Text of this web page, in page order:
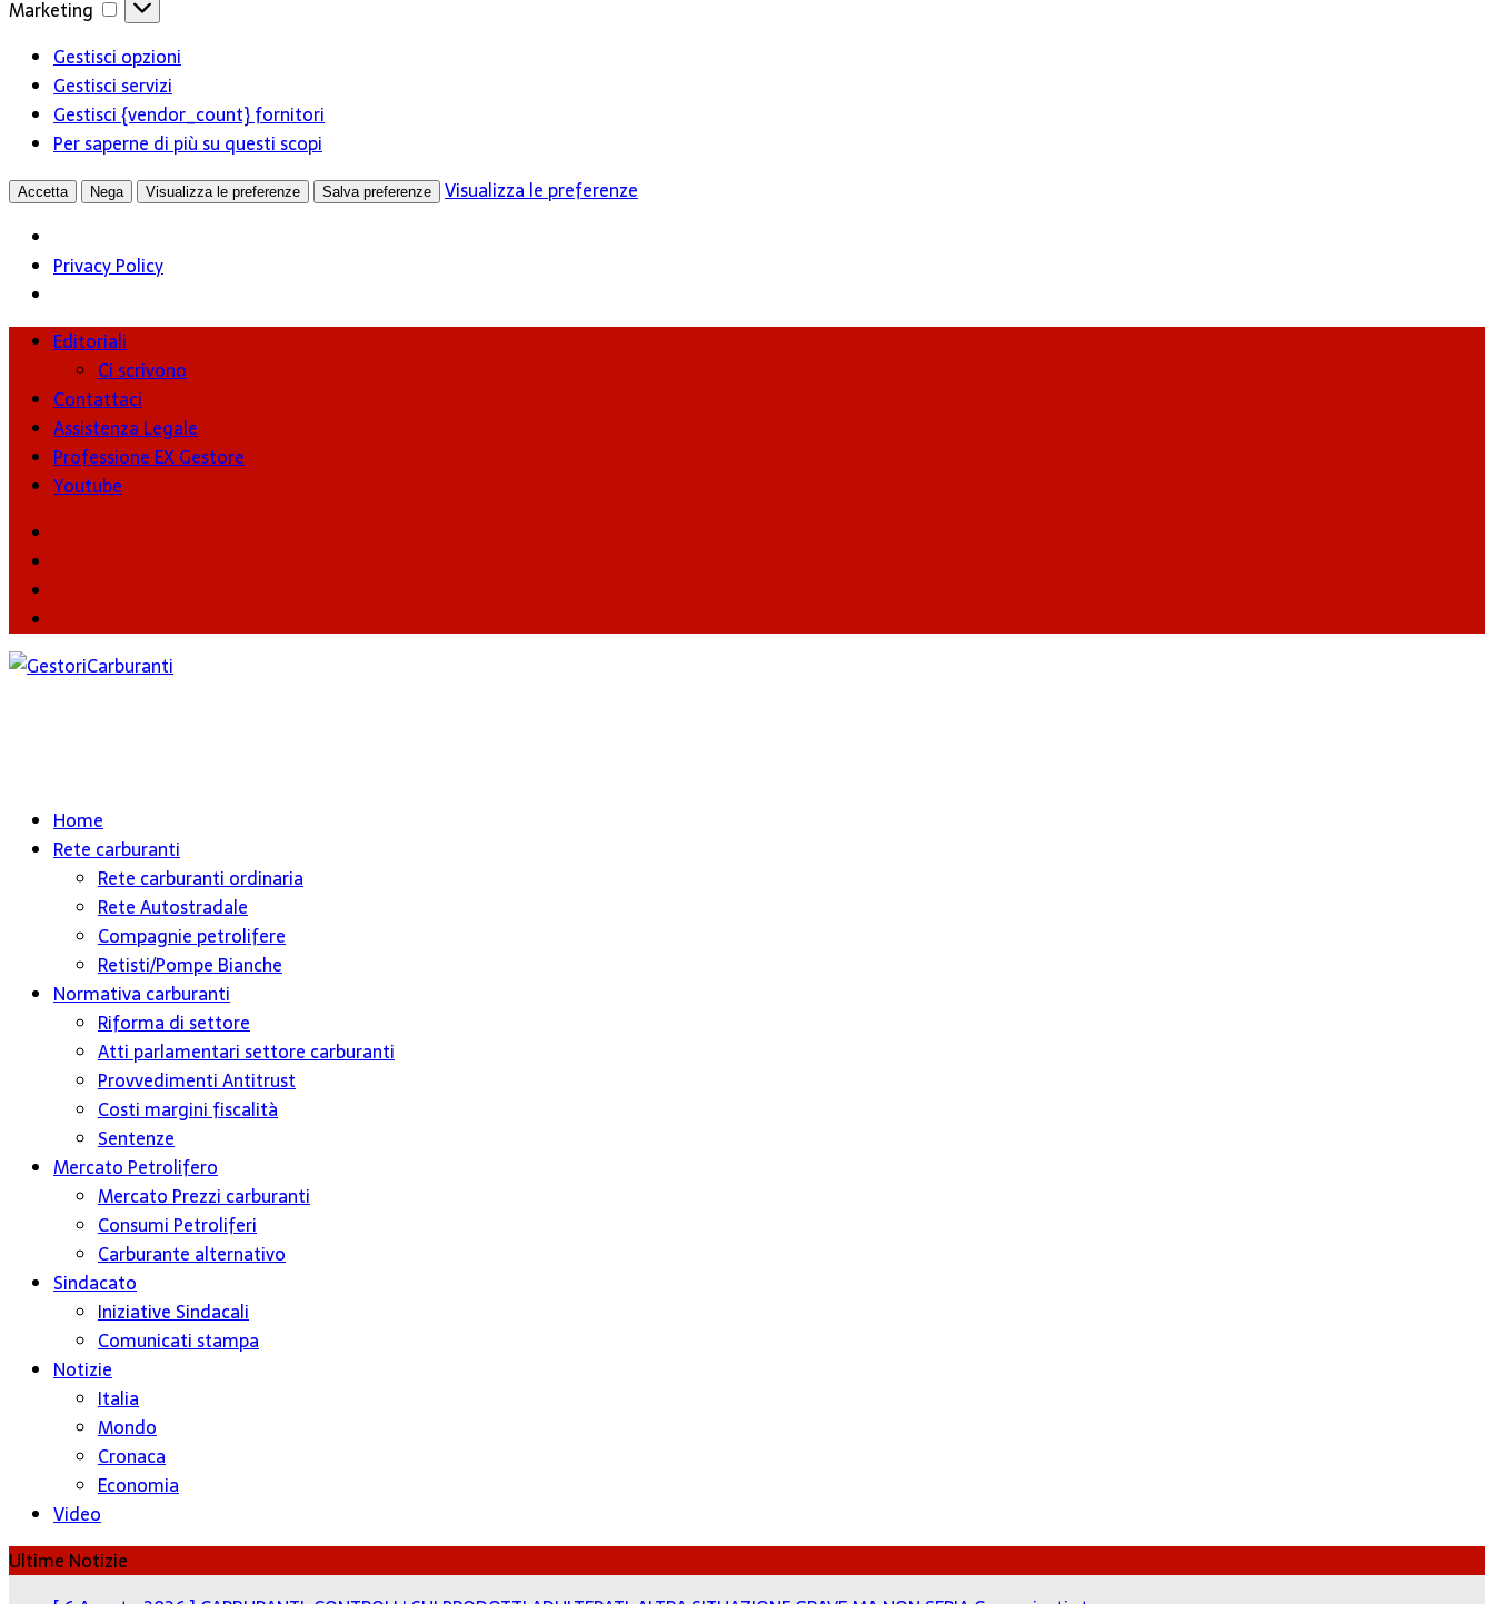
Marketing
Marketing
Gestisci opzioni
Gestisci servizi
Gestisci {vendor_count} fornitori
Per saperne di più su questi scopi
Accetta Nega Visualizza le preferenze Salva preferenze Visualizza le preferenze
Privacy Policy
Editoriali
Ci scrivono
Contattaci
Assistenza Legale
Professione EX Gestore
Youtube
Home
Rete carburanti
Rete carburanti ordinaria
Rete Autostradale
Compagnie petrolifere
Retisti/Pompe Bianche
Normativa carburanti
Riforma di settore
Atti parlamentari settore carburanti
Provvedimenti Antitrust
Costi margini fiscalità
Sentenze
Mercato Petrolifero
Mercato Prezzi carburanti
Consumi Petroliferi
Carburante alternativo
Sindacato
Iniziative Sindacali
Comunicati stampa
Notizie
Italia
Mondo
Cronaca
Economia
Video
Ultime Notizie